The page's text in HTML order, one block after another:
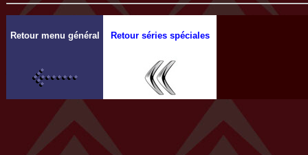
Retour menu général Retour séries spéciales